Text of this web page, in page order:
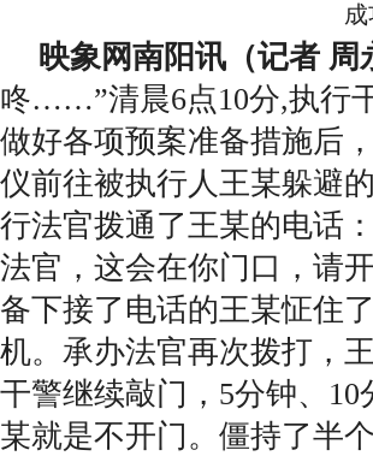
映象网南阳讯（记者
咚……”清晨6点10分,执行
做好各项预案准备措施后
仪前往被执行人王某躲避
行法官拨通了王某的电话
法官，这会在你门口，请
备下接了电话的王某怔住
机。承办法官再次拨打，
干警继续敲门，5分钟、
某就是不开门。僵持了半